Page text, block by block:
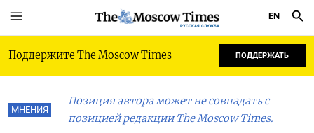
РУССКАЯ СЛУЖБА
EN
Поддержите The Moscow Times ПОДДЕРЖАТЬ
МНЕНИЯ
Позиция автора может не совпадать с
позицией редакции The Moscow Times.